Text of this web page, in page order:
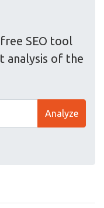
SEO tool
analysis of the
Analyze